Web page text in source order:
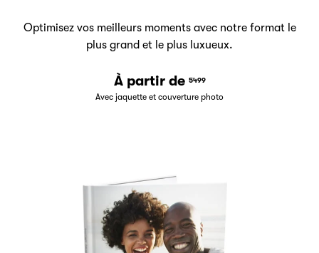
Optimisez vos meilleurs moments avec notre format le
plus grand et le plus luxueux.
À partir de 5499
Avec jaquette et couverture photo